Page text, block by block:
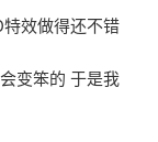
效做得还不错
变笨的 于是我